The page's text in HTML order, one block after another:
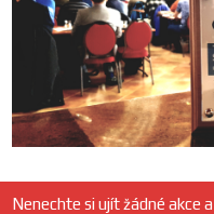
Nenechte si ujít žádné akce